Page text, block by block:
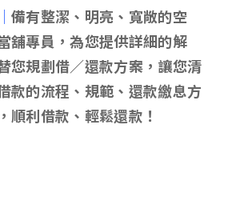
備有整潔、明亮、寬敞的空
舖專員，為您提供詳細的解
您規劃借／還款方案，讓您清
款的流程、規範、還款繳息方
順利借款、輕鬆還款！